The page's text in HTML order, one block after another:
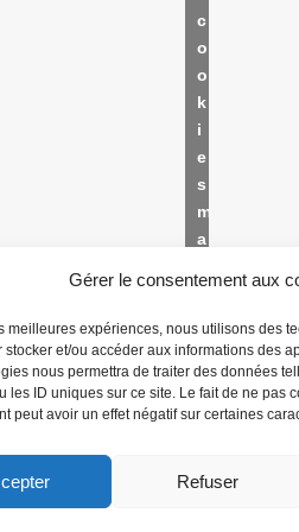
Gérer le consentement aux
meilleures expériences, nous utilisons des
stocker et/ou accéder aux informations des
nous permettra de traiter des données
les ID uniques sur ce site. Le fait de ne pas
peut avoir un effet négatif sur certaines
Refuser
c
o
o
k
i
e
s
m
a
t
i
n
t